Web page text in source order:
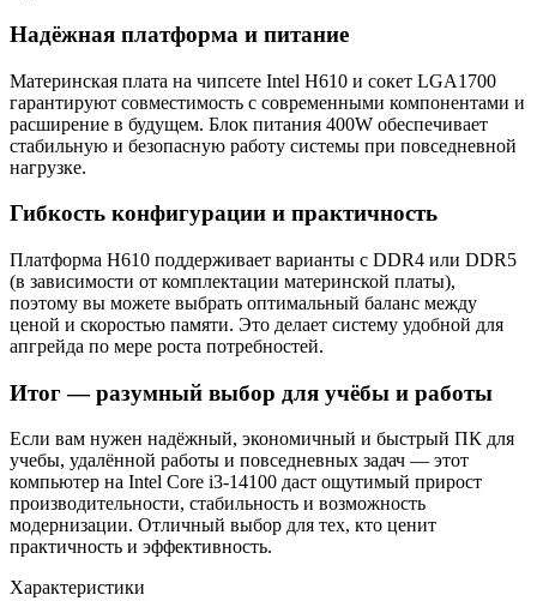
Надёжная платформа и питание
Материнская плата на чипсете Intel H610 и сокет LGA1700
гарантируют совместимость с современными компонентами и
расширение в будущем. Блок питания 400W обеспечивает
стабильную и безопасную работу системы при повседневной
нагрузке.
Гибкость конфигурации и практичность
Платформа H610 поддерживает варианты с DDR4 или DDR5
(в зависимости от комплектации материнской платы),
поэтому вы можете выбрать оптимальный баланс между
ценой и скоростью памяти. Это делает систему удобной для
апгрейда по мере роста потребностей.
Итог — разумный выбор для учёбы и работы
Если вам нужен надёжный, экономичный и быстрый ПК для
учебы, удалённой работы и повседневных задач — этот
компьютер на Intel Core i3-14100 даст ощутимый прирост
производительности, стабильность и возможность
модернизации. Отличный выбор для тех, кто ценит
практичность и эффективность.
Характеристики